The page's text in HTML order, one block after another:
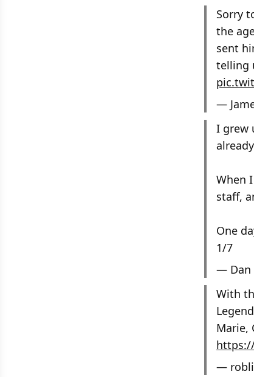
Sorry
the
sent
telling
—
I grew
When
staff,
One
1/7
— Dan
With
Marie,
—